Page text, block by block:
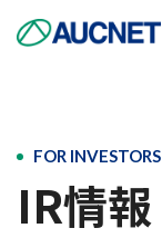
FOR INVESTORS
IR情報
事業